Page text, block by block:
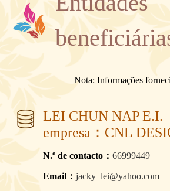
Nota: Informações
LEI CHUN NAP E.I.
empresa：CNL
N.º de contacto： 66999449
Email： jacky_lei@yahoo.com